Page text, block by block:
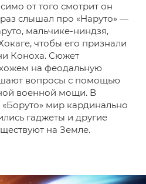
от того смотрит он
слышал про «Наруто» —
мальчике-ниндзя,
чтобы его признали
Коноха. Сюжет
на феодальную
вопросы с помощью
военной мощи. В
мир кардинально
гаджеты и другие
на Земле.